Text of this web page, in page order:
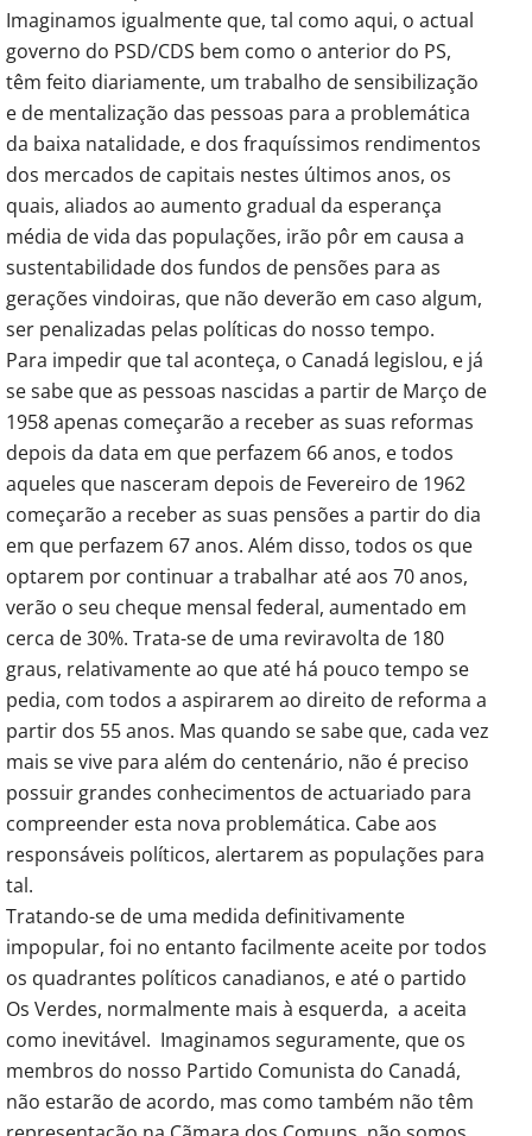
Imaginamos igualmente que, tal como aqui, o actual
governo do PSD/CDS bem como o anterior do PS,
têm feito diariamente, um trabalho de sensibilização
e de mentalização das pessoas para a problemática
da baixa natalidade, e dos fraquíssimos rendimentos
dos mercados de capitais nestes últimos anos, os
quais, aliados ao aumento gradual da esperança
média de vida das populações, irão pôr em causa a
sustentabilidade dos fundos de pensões para as
gerações vindoiras, que não deverão em caso algum,
ser penalizadas pelas políticas do nosso tempo.
Para impedir que tal aconteça, o Canadá legislou, e já
se sabe que as pessoas nascidas a partir de Março de
1958 apenas começarão a receber as suas reformas
depois da data em que perfazem 66 anos, e todos
aqueles que nasceram depois de Fevereiro de 1962
começarão a receber as suas pensões a partir do dia
em que perfazem 67 anos. Além disso, todos os que
optarem por continuar a trabalhar até aos 70 anos,
verão o seu cheque mensal federal, aumentado em
cerca de 30%. Trata-se de uma reviravolta de 180
graus, relativamente ao que até há pouco tempo se
pedia, com todos a aspirarem ao direito de reforma a
partir dos 55 anos. Mas quando se sabe que, cada vez
mais se vive para além do centenário, não é preciso
possuir grandes conhecimentos de actuariado para
compreender esta nova problemática. Cabe aos
responsáveis políticos, alertarem as populações para
tal.
Tratando-se de uma medida definitivamente
impopular, foi no entanto facilmente aceite por todos
os quadrantes políticos canadianos, e até o partido
Os Verdes, normalmente mais à esquerda, a aceita
como inevitável. Imaginamos seguramente, que os
membros do nosso Partido Comunista do Canadá,
não estarão de acordo, mas como também não têm